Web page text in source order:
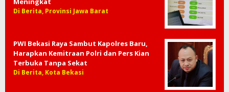
Di Berita, Provinsi Jawa Barat
PWI Bekasi Raya Sambut Kapolres Baru,
Harapkan Kemitraan Polri dan Pers Kian
Terbuka Tanpa Sekat
Di Berita, Kota Bekasi